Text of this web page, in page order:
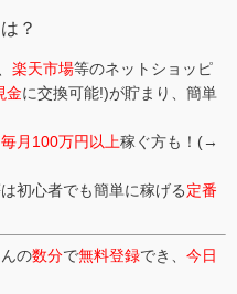
？
楽天市場等のネットショッピ
金に交換可能!)が貯まり、簡単
毎月100万円以上稼ぐ方も！(→
は初心者でも簡単に稼げる定番
の数分で無料登録でき、 今日